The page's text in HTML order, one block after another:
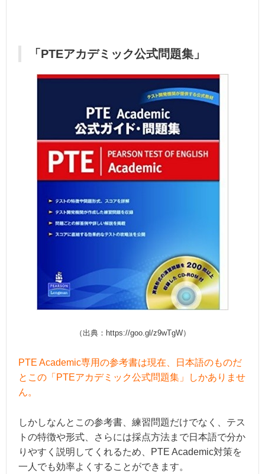
「PTEアカデミック公式問題集」
（出典：https://goo.gl/z9wTgW）
PTE Academic専用の参考書は現在、日本語のものだ
とこの「PTEアカデミック公式問題集」しかありませ
ん。
しかしなんとこの参考書、練習問題だけでなく、テス
トの特徴や形式、さらには採点方法まで日本語で分か
りやすく説明してくれるため、PTE Academic対策を
一人でも効率よくすることができます。